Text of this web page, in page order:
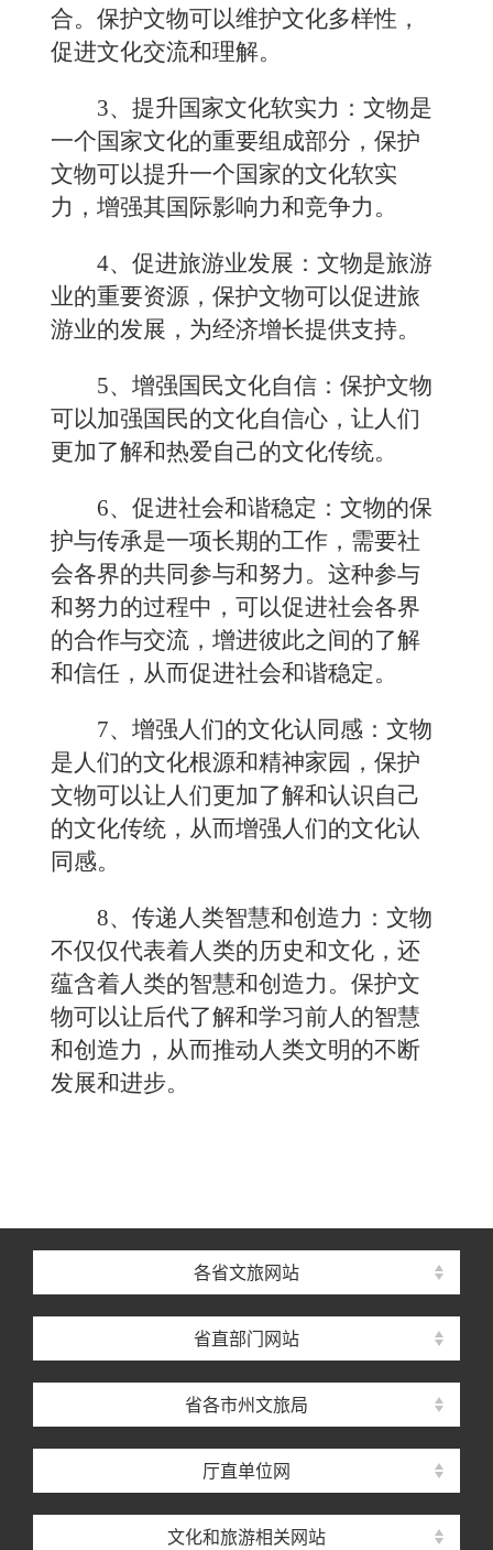
合。保护文物可以维护文化多样性，
促进文化交流和理解。
3、提升国家文化软实力：文物是
一个国家文化的重要组成部分，保护
文物可以提升一个国家的文化软实
力，增强其国际影响力和竞争力。
4、促进旅游业发展：文物是旅游
业的重要资源，保护文物可以促进旅
游业的发展，为经济增长提供支持。
5、增强国民文化自信：保护文物
可以加强国民的文化自信心，让人们
更加了解和热爱自己的文化传统。
6、促进社会和谐稳定：文物的保
护与传承是一项长期的工作，需要社
会各界的共同参与和努力。这种参与
和努力的过程中，可以促进社会各界
的合作与交流，增进彼此之间的了解
和信任，从而促进社会和谐稳定。
7、增强人们的文化认同感：文物
是人们的文化根源和精神家园，保护
文物可以让人们更加了解和认识自己
的文化传统，从而增强人们的文化认
同感。
8、传递人类智慧和创造力：文物
不仅仅代表着人类的历史和文化，还
蕴含着人类的智慧和创造力。保护文
物可以让后代了解和学习前人的智慧
和创造力，从而推动人类文明的不断
发展和进步。
各省文旅网站
省直部门网站
省各市州文旅局
厅直单位网
文化和旅游相关网站